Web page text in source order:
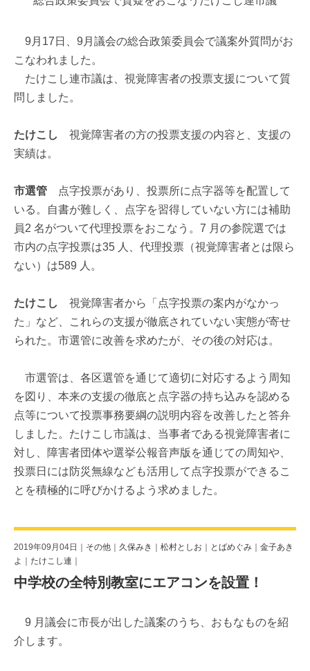
9月17日、9月議会の総合政策委員会で議案外質問がお
こなわれました。
たけこし連市議は、視覚障害者の投票支援について質
問しました。
たけこし
視覚障害者の方の投票支援の内容と、支援の
実績は。
市選管 点字投票があり、投票所に点字器等を配置して
いる。自書が難しく、点字を習得していない方には補助
員2 名がついて代理投票をおこなう。7 月の参院選では
市内の点字投票は35 人、代理投票（視覚障害者とは限ら
ない）は589 人。
たけこし
視覚障害者から「点字投票の案内がなかっ
た」など、これらの支援が徹底されていない実態が寄せ
られた。市選管に改善を求めたが、その後の対応は。
市選管は、各区選管を通じて適切に対応するよう周知
を図り、本来の支援の徹底と点字器の持ち込みを認める
点等について投票事務要綱の説明内容を改善したと答弁
しました。たけこし市議は、当事者である視覚障害者に
対し、障害者団体や選挙公報音声版を通じての周知や、
投票日には防災無線なども活用して点字投票ができるこ
とを積極的に呼びかけるよう求めました。
2019年09月04日｜ その他 久保みき 松村としお とばめぐみ
金子あき
よ
たけこし連
中学校の全特別教室にエアコンを設置！
9 月議会に市長が出した議案のうち、おもなものを紹
介します。